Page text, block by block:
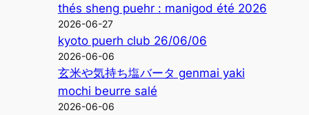
thés sheng puehr : manigod été 2026
2026-06-27
kyoto puerh club 26/06/06
2026-06-06
玄米や気持ち塩バータ genmai yaki
mochi beurre salé
2026-06-06